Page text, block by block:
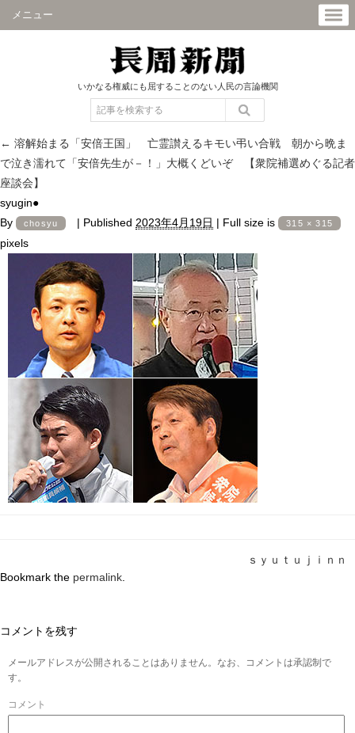
メニュー
いかなる権威にも屈することのない人民の言論機関
← 溶解始まる「安倍王国」 亡霊讃えるキモい弔い合戦 朝から晩ま
で泣き濡れて「安倍先生が－！」大概くどいぞ 【衆院補選めぐる記者
座談会】
syugin●
By
chosyu | Published 2023年4月19日 | Full size is 315 × 315
pixels
ｓｙｕｔｕｊｉｎｎ
Bookmark the permalink
コメントを残す
メールアドレスが公開されることはありません。なお、コメントは承認制で
す。
コメント